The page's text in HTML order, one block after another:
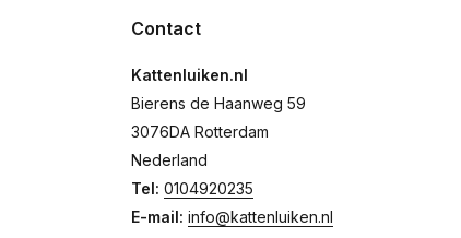
Contact
Kattenluiken.nl
Bierens de Haanweg 59
3076DA Rotterdam
Nederland
Tel: 0104920235
E-mail: info@kattenluiken.nl